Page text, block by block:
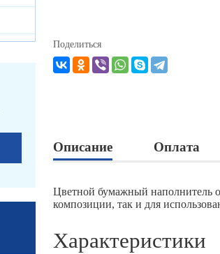
Поделиться
Описание Оплата
Цветной бумажный наполнитель
композиции, так и для
Характеристики